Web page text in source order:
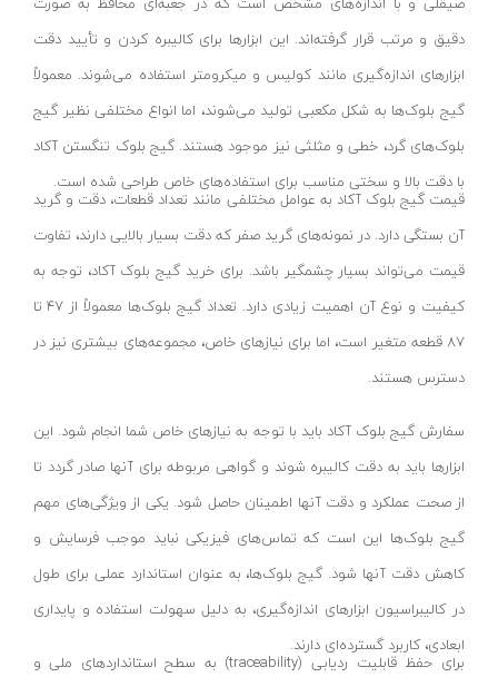
تیغه‌های برش
بکس
شلنگ
انواع باتری
بست کمربندی
اتو
سایر ابزار کارگاهی
دستگاه پرس
سه نظام
گیره فاضلابی
پیستون
متعلقات جاروبرقی
لوازم جانبی بخارشوی
کیت شارژر و باطری
تبدیل دریل به پمپ آب
کفش ایمنی
مرغک تراشکاری
دقیق و مرتب قرار گرفته‌اند. این ابزارها برای کالیبره کردن و تأیید دقت
ابزارهای اندازه‌گیری مانند کولیس و میکرومتر استفاده می‌شوند. معمولاً
گیج بلوک‌ها به شکل مکعبی تولید می‌شوند، اما انواع مختلفی نظیر گیج
بلوک‌های گرد، خطی و مثلثی نیز موجود هستند. گیج بلوک تنگستن آکاد
با دقت بالا و سختی مناسب برای استفاده‌های خاص طراحی شده است.
قیمت گیج بلوک آکاد به عوامل مختلفی مانند تعداد قطعات، دقت و گرید
آن بستگی دارد. در نمونه‌های گرید صفر که دقت بسیار بالایی دارند، تفاوت
قیمت می‌تواند بسیار چشمگیر باشد. برای خرید گیج بلوک آکاد، توجه به
کیفیت و نوع آن اهمیت زیادی دارد. تعداد گیج بلوک‌ها معمولاً از 47 تا
87 قطعه متغیر است، اما برای نیازهای خاص، مجموعه‌های بیشتری نیز در
دسترس هستند.
سفارش گیج بلوک آکاد باید با توجه به نیازهای خاص شما انجام شود. این
ابزارها باید به دقت کالیبره شوند و گواهی مربوطه برای آنها صادر گردد تا
از صحت عملکرد و دقت آنها اطمینان حاصل شود. یکی از ویژگی‌های مهم
گیج بلوک‌ها این است که تماس‌های فیزیکی نباید موجب فرسایش و
کاهش دقت آنها شود. گیج بلوک‌ها، به عنوان استاندارد عملی برای طول
در کالیبراسیون ابزارهای اندازه‌گیری، به دلیل سهولت استفاده و پایداری
ابعادی، کاربرد گسترده‌ای دارند.
برای حفظ قابلیت ردیابی (traceability) به سطح استانداردهای ملی و